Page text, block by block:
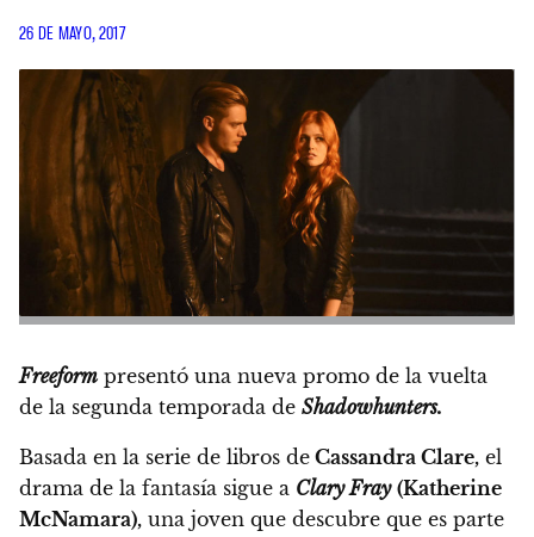
26 DE MAYO, 2017
Freeform presentó una nueva promo de la vuelta
de la segunda temporada de Shadowhunters.
Basada en la serie de libros de Cassandra Clare, el
drama de la fantasía sigue a Clary Fray (Katherine
McNamara), una joven que descubre que es parte